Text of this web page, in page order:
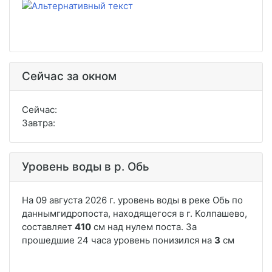
Сейчас за окном
Сейчас:
Завтра:
Уровень воды в р. Обь